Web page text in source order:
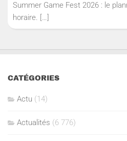
Summer Game Fest 2026 : le
horaire. […]
CATÉGORIES
Actu (14)
Actualités (6 776)